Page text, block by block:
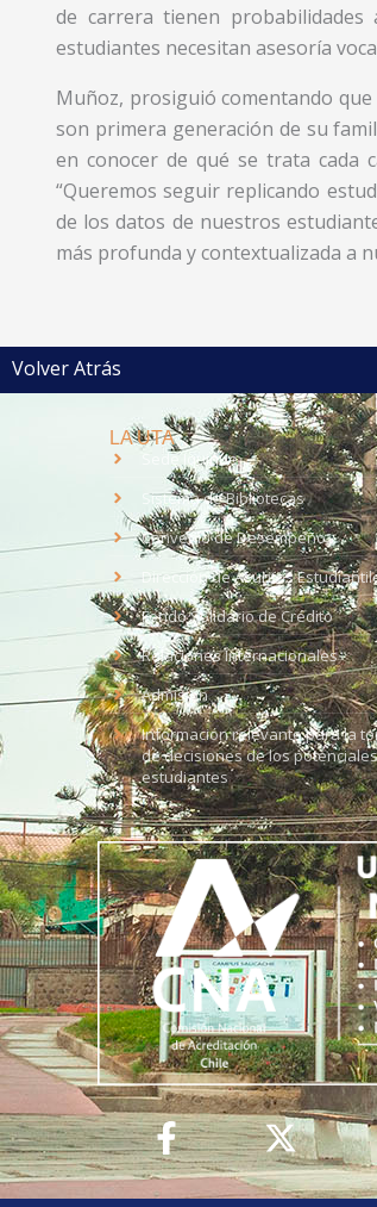
de carrera tienen probabilidades
estudiantes necesitan asesoría
Muñoz, prosiguió comentando
son primera generación de su
en conocer de qué se trata cada
“Queremos seguir replicando
de los datos de nuestros
más profunda y contextualizada a
Volver Atrás
LA UTA
Sede Iquique
Sistema de Bibliotecas
Convenio de Desempeño
Dirección de Asuntos
Fondo Solidario de Crédito
Relaciones Internacionales
Admisión
Información relevante para la
de decisiones de los potenciales
estudiantes